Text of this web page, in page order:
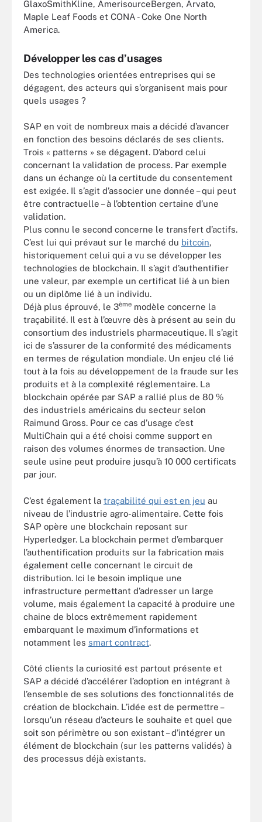
GlaxoSmithKline, AmerisourceBergen, Arvato,
Maple Leaf Foods et CONA - Coke One North
America.
Développer les cas d’usages
Des technologies orientées entreprises qui se
dégagent, des acteurs qui s’organisent mais pour
quels usages ?
SAP en voit de nombreux mais a décidé d’avancer
en fonction des besoins déclarés de ses clients.
Trois « patterns » se dégagent. D’abord celui
concernant la validation de process. Par exemple
dans un échange où la certitude du consentement
est exigée. Il s’agit d’associer une donnée – qui peut
être contractuelle – à l’obtention certaine d’une
validation.
Plus connu le second concerne le transfert d’actifs.
C’est lui qui prévaut sur le marché du bitcoin,
historiquement celui qui a vu se développer les
technologies de blockchain. Il s’agit d’authentifier
une valeur, par exemple un certificat lié à un bien
ou un diplôme lié à un individu.
Déjà plus éprouvé, le 3ème modèle concerne la
traçabilité. Il est à l’œuvre dès à présent au sein du
consortium des industriels pharmaceutique. Il s’agit
ici de s’assurer de la conformité des médicaments
en termes de régulation mondiale. Un enjeu clé lié
tout à la fois au développement de la fraude sur les
produits et à la complexité réglementaire. La
blockchain opérée par SAP a rallié plus de 80 %
des industriels américains du secteur selon
Raimund Gross. Pour ce cas d’usage c’est
MultiChain qui a été choisi comme support en
raison des volumes énormes de transaction. Une
seule usine peut produire jusqu’à 10 000 certificats
par jour.
C’est également la traçabilité qui est en jeu au
niveau de l’industrie agro-alimentaire. Cette fois
SAP opère une blockchain reposant sur
Hyperledger. La blockchain permet d’embarquer
l’authentification produits sur la fabrication mais
également celle concernant le circuit de
distribution. Ici le besoin implique une
infrastructure permettant d’adresser un large
volume, mais également la capacité à produire une
chaine de blocs extrêmement rapidement
embarquant le maximum d’informations et
notamment les smart contract.
Côté clients la curiosité est partout présente et
SAP a décidé d’accélérer l’adoption en intégrant à
l’ensemble de ses solutions des fonctionnalités de
création de blockchain. L’idée est de permettre –
lorsqu’un réseau d’acteurs le souhaite et quel que
soit son périmètre ou son existant – d’intégrer un
élément de blockchain (sur les patterns validés) à
des processus déjà existants.